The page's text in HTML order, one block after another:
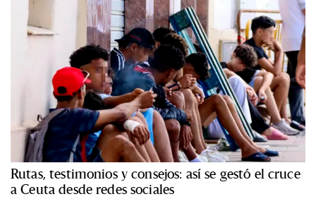
Rutas, testimonios y consejos: así se gestó el cruce
a Ceuta desde redes sociales